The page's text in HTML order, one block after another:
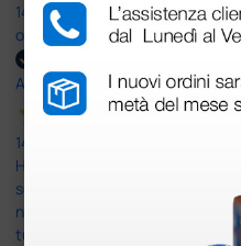
14 Luglio 2026
ottima
Acquirente verificato
14 Luglio 2026
Ho acquistato un ecografo da
soddisfatto dell'esperienza.
nei tempi previsti e un servizio
tutti i miei dubbi prima